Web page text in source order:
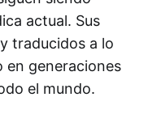
actual. Sus
traducidos a lo
en generaciones
el mundo.